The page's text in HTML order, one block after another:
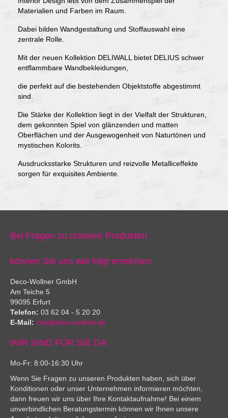
Materialien und Farben im Raum.
Dabei bilden Wandgestaltung und Stoffauswahl eine
zentrale Rolle.
Mit der neuen Kollektion DELIWALL bietet DELIUS schwer
entflammbare Wandbekleidungen,
die perfekt auf die bestehenden Objektstoffe abgestimmt
sind.
Die Stärke der Kollektion liegt in der Vielfalt der Strukturen,
dem gekonnten Spiel von glänzenden und matten
Oberflächen und der Ausgewogenheit von Naturtönen und
mystischen Kolorits.
Ausdrucksstarke Strukturen und reizvolle Metalliceffekte
sorgen für exquisites Ambiente.
Bei Fragen zu unseren Produkten
können Sie uns wie folgt erreichen:
Deco-Wollner GmbH
Am Teiche 5
99095 Erfurt
Telefon: 03 62 04 - 5 20 20
E-Mail: info@deco-wollner.de
WIR SIND FÜR SIE DA:
Mo-Fr: 8:00-16:30 Uhr
Wenn Sie Fragen zu unseren Produkten haben, sich über
Konditionen oder unser Unternehmen informieren möchten,
dann freuen wir uns über Ihre Kontaktaufnahme! Bei einem
unverbindlichen Beratungstermin können wir Ihnen unsere